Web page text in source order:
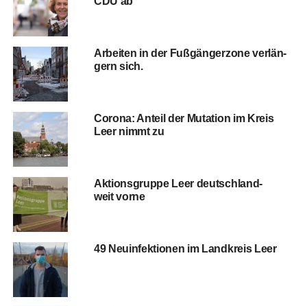
Arbei­ten in der Fuß­gän­ger­zo­ne ver­län­
gern sich.
Coro­na: Anteil der Muta­ti­on im Kreis
Leer nimmt zu
Akti­ons­grup­pe Leer deutsch­land­
weit vorne
49 Neu­in­fek­tio­nen im Land­kreis Leer